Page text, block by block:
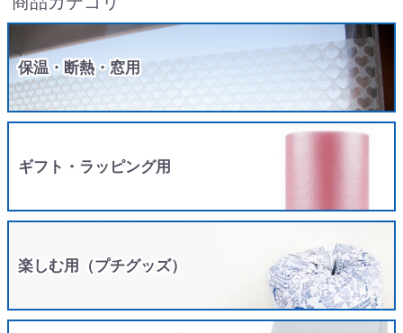
保温・断熱・窓用
ギフト・ラッピング用
楽しむ用（プチグッズ）